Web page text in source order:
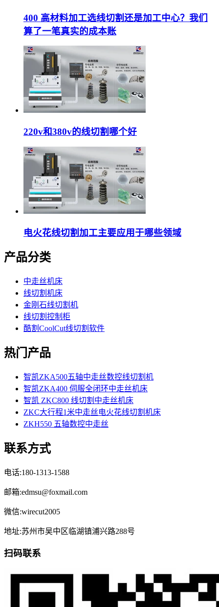
400 高材料加工选线切割还是加工中心？我们
算了一笔真实的成本账
220v和380v的线切割哪个好
电火花线切割加工主要应用于哪些领域
产品分类
中走丝机床
线切割机床
金刚石线切割机
线切割控制柜
酷割CoolCut线切割软件
热门产品
智凯ZKA500五轴中走丝数控线切割机
智凯ZKA400 伺服全闭环中走丝机床
智凯 ZKC800 线切割中走丝机床
ZKC大行程1米中走丝电火花线切割机床
ZKH550 五轴数控中走丝
联系方式
电话:180-1313-1588
邮箱:edmsu@foxmail.com
微信:wirecut2005
地址:苏州市吴中区临湖镇浦兴路288号
扫码联系